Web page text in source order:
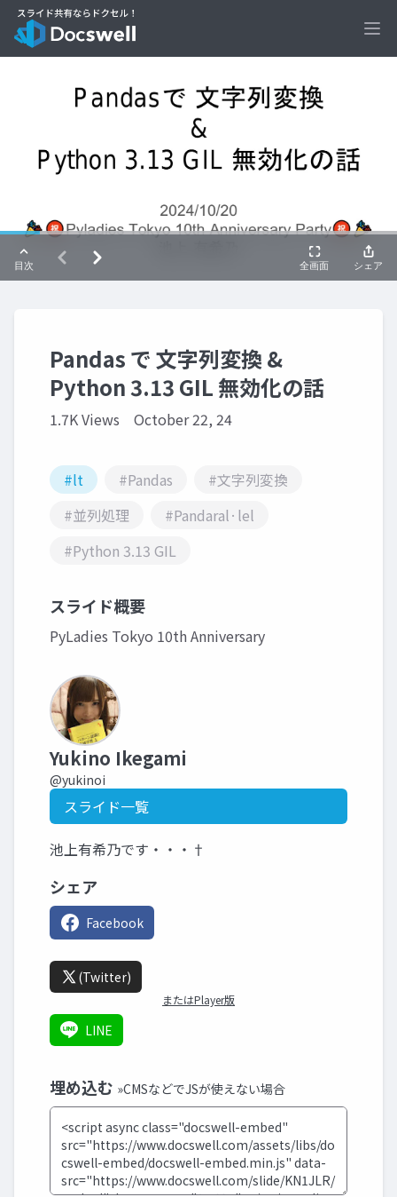
Pandas で 文字列変換 &
Python 3.13 GIL 無効化の話
1.7K Views October 22, 24
#lt #Pandas
#文字列変換
#並列処理
#Pandaral·lel
#Python 3.13 GIL
スライド概要
PyLadies Tokyo 10th Anniversary
Yukino Ikegami
@yukinoi
スライド一覧
池上有希乃です・・・†
シェア
Facebook
(Twitter)
またはPlayer版
LINE
埋め込む »CMSなどでJSが使えない場合